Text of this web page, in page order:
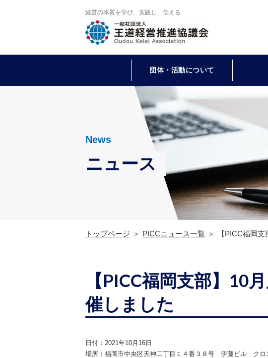
経営の本質を学び、実践し、伝える
団体・活動について
News
ニュース
トップページ PICCニュース一覧 【PICC福岡
【PICC福岡支部】10
催しました
日付：2021年10月16日
場所： 福岡市中央区天神二丁目１４番３８号 伊藤ビル クロ